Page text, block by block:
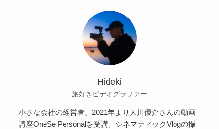
Hideki
旅好きビデオグラファー
小さな会社の経営者。2021年より大川優介さんの動画
講座OneSe Personalを受講。シネマティックVlogの撮